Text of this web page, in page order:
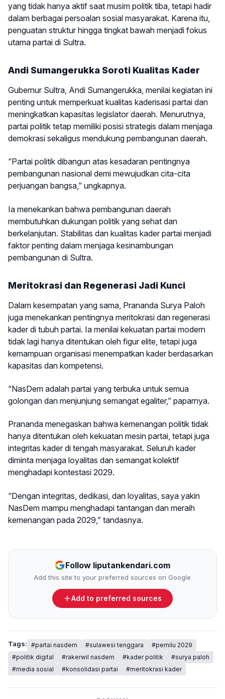
yang tidak hanya aktif saat musim politik tiba, tetapi hadir
dalam berbagai persoalan sosial masyarakat. Karena itu,
penguatan struktur hingga tingkat bawah menjadi fokus
utama partai di Sultra.
Andi Sumangerukka Soroti Kualitas Kader
Gubernur Sultra, Andi Sumangerukka, menilai kegiatan ini
penting untuk memperkuat kualitas kaderisasi partai dan
meningkatkan kapasitas legislator daerah. Menurutnya,
partai politik tetap memiliki posisi strategis dalam menjaga
demokrasi sekaligus mendukung pembangunan daerah.
“Partai politik dibangun atas kesadaran pentingnya
pembangunan nasional demi mewujudkan cita-cita
perjuangan bangsa,” ungkapnya.
Ia menekankan bahwa pembangunan daerah
membutuhkan dukungan politik yang sehat dan
berkelanjutan. Stabilitas dan kualitas kader partai menjadi
faktor penting dalam menjaga kesinambungan
pembangunan di Sultra.
Meritokrasi dan Regenerasi Jadi Kunci
Dalam kesempatan yang sama, Prananda Surya Paloh
juga menekankan pentingnya meritokrasi dan regenerasi
kader di tubuh partai. Ia menilai kekuatan partai modern
tidak lagi hanya ditentukan oleh figur elite, tetapi juga
kemampuan organisasi menempatkan kader berdasarkan
kapasitas dan kompetensi.
“NasDem adalah partai yang terbuka untuk semua
golongan dan menjunjung semangat egaliter,” paparnya.
Prananda menegaskan bahwa kemenangan politik tidak
hanya ditentukan oleh kekuatan mesin partai, tetapi juga
integritas kader di tengah masyarakat. Seluruh kader
diminta menjaga loyalitas dan semangat kolektif
menghadapi kontestasi 2029.
“Dengan integritas, dedikasi, dan loyalitas, saya yakin
NasDem mampu menghadapi tantangan dan meraih
kemenangan pada 2029,” tandasnya.
Follow liputankendari.com
Add this site to your preferred sources on Google
Add to preferred sources
Tags: #partai nasdem #sulawesi tenggara
#pemilu 2029
#politik digital
#rakerwil nasdem #kader politik
#surya paloh
#media sosial
#konsolidasi partai #meritokrasi kader